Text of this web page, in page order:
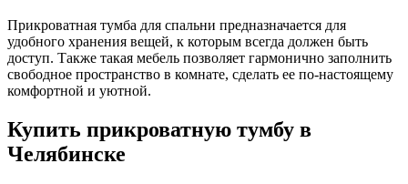
Прикроватная тумба для спальни предназначается для
удобного хранения вещей, к которым всегда должен быть
доступ. Также такая мебель позволяет гармонично заполнить
свободное пространство в комнате, сделать ее по-настоящему
комфортной и уютной.
Купить прикроватную тумбу в
Челябинске